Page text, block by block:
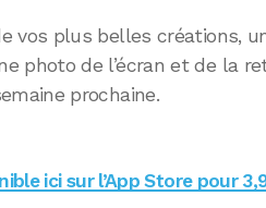
vos plus belles créations,
photo de l’écran et de la
prochaine.
ici sur l’App Store pour